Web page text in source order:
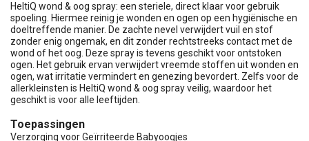
HeltiQ wond & oog spray: een steriele, direct klaar voor gebruik
spoeling. Hiermee reinig je wonden en ogen op een hygiënische en
doeltreffende manier. De zachte nevel verwijdert vuil en stof
zonder enig ongemak, en dit zonder rechtstreeks contact met de
wond of het oog. Deze spray is tevens geschikt voor ontstoken
ogen. Het gebruik ervan verwijdert vreemde stoffen uit wonden en
ogen, wat irritatie vermindert en genezing bevordert. Zelfs voor de
allerkleinsten is HeltiQ wond & oog spray veilig, waardoor het
geschikt is voor alle leeftijden.
Toepassingen
Verzorging voor Geïrriteerde Babyoogjes